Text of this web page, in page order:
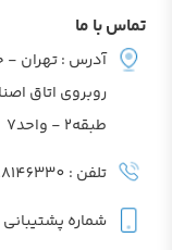
تماس با ما
آدرس : تهران -
طبقه2 - واحد7
تلفن : 88146330 - 88146323
شماره پشتیبانی :